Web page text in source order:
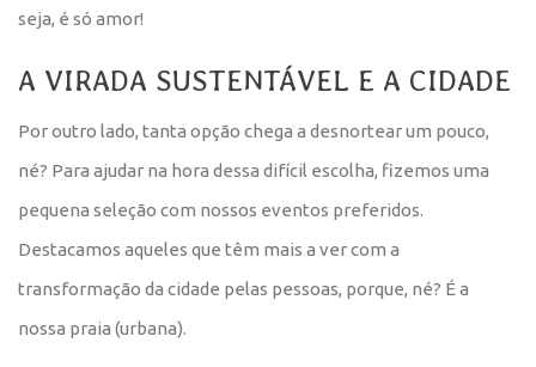
seja, é só amor!
A VIRADA SUSTENTÁVEL E A CIDADE
Por outro lado, tanta opção chega a desnortear um pouco,
né? Para ajudar na hora dessa difícil escolha, fizemos uma
pequena seleção com nossos eventos preferidos.
Destacamos aqueles que têm mais a ver com a
transformação da cidade pelas pessoas, porque, né? É a
nossa praia (urbana).